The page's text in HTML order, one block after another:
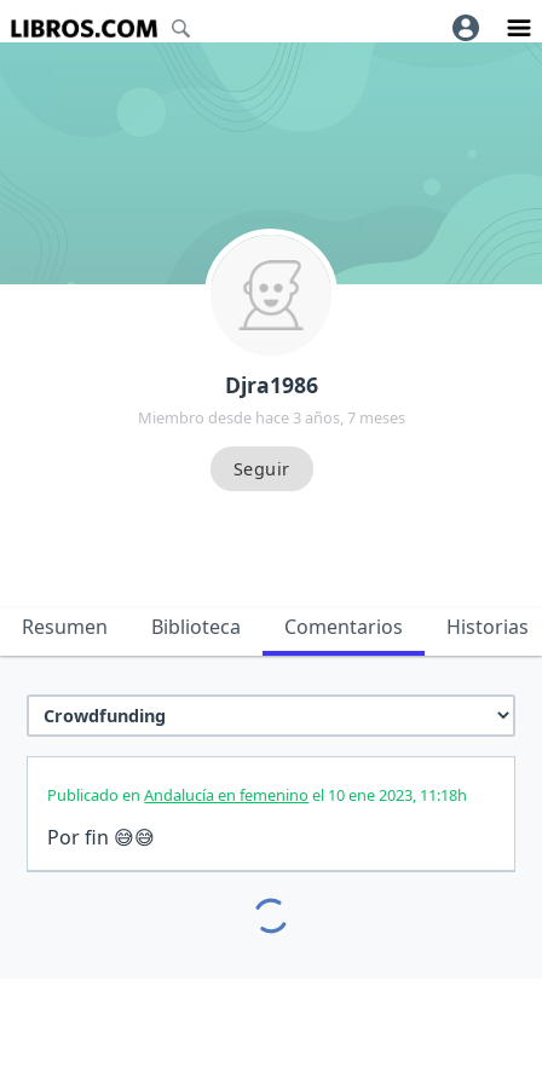
Djra1986
Miembro desde hace 3 años, 7 meses
Resumen Biblioteca Comentarios Historias
Publicado enAndalucía en femenino el 10 ene 2023, 11:18h
Por fin 😅😅